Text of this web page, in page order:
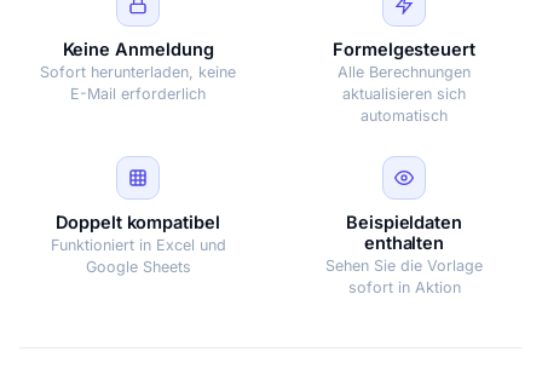
Keine Anmeldung
Sofort herunterladen, keine
E-Mail erforderlich
Formelgesteuert
Alle Berechnungen
aktualisieren sich
automatisch
Doppelt kompatibel
Funktioniert in Excel und
Google Sheets
Beispieldaten
enthalten
Sehen Sie die Vorlage
sofort in Aktion